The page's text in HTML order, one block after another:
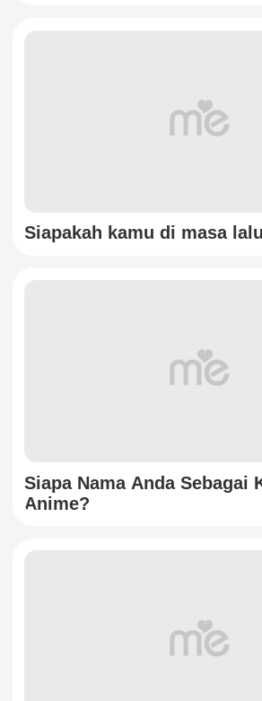
Siapakah kamu di masa
Siapa Nama Anda Sebagai
Anime?